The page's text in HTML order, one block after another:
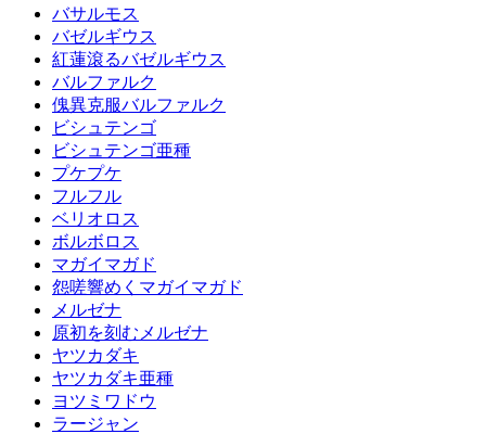
バサルモス
バゼルギウス
紅蓮滾るバゼルギウス
バルファルク
傀異克服バルファルク
ビシュテンゴ
ビシュテンゴ亜種
プケプケ
フルフル
ベリオロス
ボルボロス
マガイマガド
怨嗟響めくマガイマガド
メルゼナ
原初を刻むメルゼナ
ヤツカダキ
ヤツカダキ亜種
ヨツミワドウ
ラージャン